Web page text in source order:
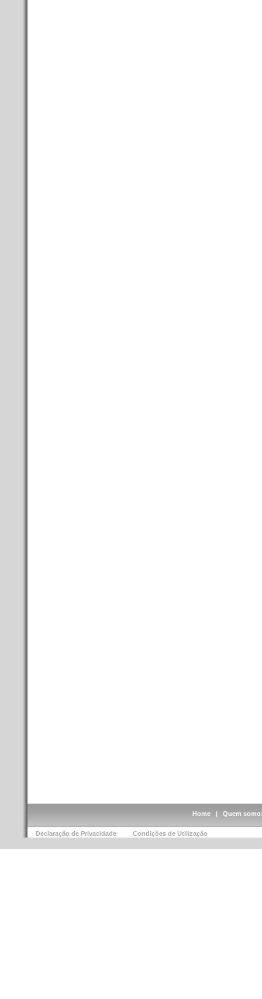
Home |Quem
Declaração de Privacidade Condições de Utilização